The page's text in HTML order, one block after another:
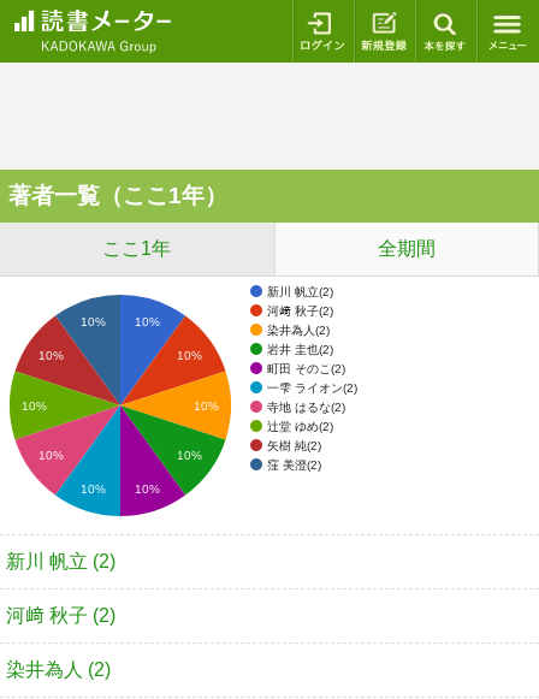
ログイン 新規登録
著者一覧（ここ1年）
ここ1年 全期間
新川 帆立(2)
河﨑 秋子(2)
染井為人(2)
岩井 圭也(2)
町田 そのこ(2)
一雫 ライオン(2)
寺地 はるな(2)
辻堂 ゆめ(2)
矢樹 純(2)
窪 美澄(2)
10%
10%
10%
10%
10%
10%
10%
10%
10% 10%
新川 帆立 (2)
河﨑 秋子 (2)
染井為人 (2)